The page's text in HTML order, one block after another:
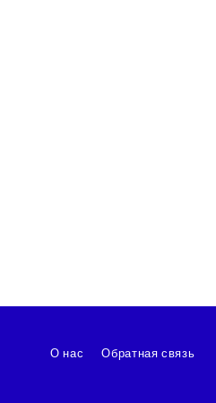
О нас Обратная связь